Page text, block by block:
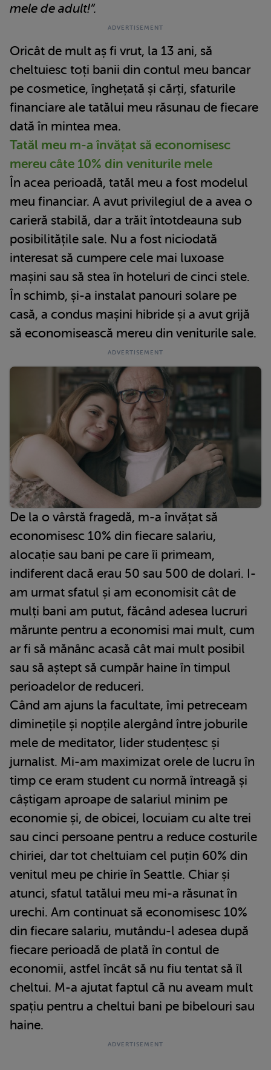
mele de adult!”.
Oricât de mult aș fi vrut, la 13 ani, să
cheltuiesc toți banii din contul meu bancar
pe cosmetice, înghețată și cărți, sfaturile
financiare ale tatălui meu răsunau de fiecare
dată în mintea mea.
Tatăl meu m-a învățat să economisesc
mereu câte 10% din veniturile mele
În acea perioadă, tatăl meu a fost modelul
meu financiar. A avut privilegiul de a avea o
carieră stabilă, dar a trăit întotdeauna sub
posibilitățile sale. Nu a fost niciodată
interesat să cumpere cele mai luxoase
mașini sau să stea în hoteluri de cinci stele.
În schimb, și-a instalat panouri solare pe
casă, a condus mașini hibride și a avut grijă
să economisească mereu din veniturile sale.
De la o vârstă fragedă, m-a învățat să
economisesc 10% din fiecare salariu,
alocație sau bani pe care îi primeam,
indiferent dacă erau 50 sau 500 de dolari. I-
am urmat sfatul și am economisit cât de
mulți bani am putut, făcând adesea lucruri
mărunte pentru a economisi mai mult, cum
ar fi să mănânc acasă cât mai mult posibil
sau să aștept să cumpăr haine în timpul
perioadelor de reduceri.
Când am ajuns la facultate, îmi petreceam
diminețile și nopțile alergând între joburile
mele de meditator, lider studențesc și
jurnalist. Mi-am maximizat orele de lucru în
timp ce eram student cu normă întreagă și
câștigam aproape de salariul minim pe
economie și, de obicei, locuiam cu alte trei
sau cinci persoane pentru a reduce costurile
chiriei, dar tot cheltuiam cel puțin 60% din
venitul meu pe chirie în Seattle. Chiar și
atunci, sfatul tatălui meu mi-a răsunat în
urechi. Am continuat să economisesc 10%
din fiecare salariu, mutându-l adesea după
fiecare perioadă de plată în contul de
economii, astfel încât să nu fiu tentat să îl
cheltui. M-a ajutat faptul că nu aveam mult
spațiu pentru a cheltui bani pe bibelouri sau
haine.